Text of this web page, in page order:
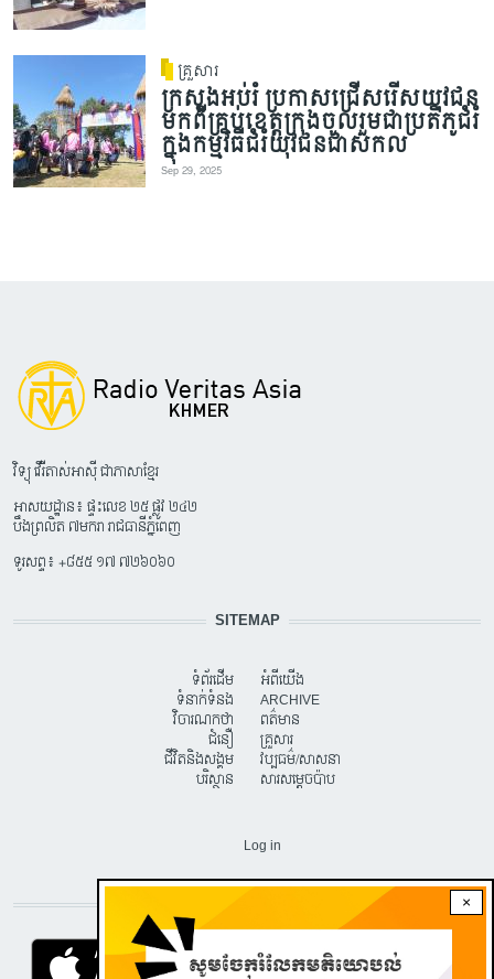
គ្រួសារ
ក្រសួងអប់រំ ប្រកាសជ្រើសរើសយុវជន
មកពីគ្រប់ខេត្តក្រុងចូលរួមជាប្រតិភូជំរំ
ក្នុងកម្មវិធីជំរំយុវជនជាសកល
Sep 29, 2025
×
វិទ្យុ វើរីតាស់អាស៊ី ជាភាសាខ្មែរ
អាសយដ្ឋាន៖ ផ្ទះលេខ ២៥ ផ្លូវ ២៤២
បឹងព្រលិត ៧មករា រាជធានីភ្នំពេញ
ទូរសព្ទ៖ +៨៥៥ ១៧ ៧២៦០៦០
SITEMAP
ទំព័រដើម
ទំនាក់ទំនង
វិចារណកថា
ជំនឿ
ជីវិតនិងសង្គម
បរិស្ថាន
អំពីយើង
ARCHIVE
ពត៌មាន
គ្រួសារ
វប្បធម៌/សាសនា
សារសម្តេចប៉ាប
Log in